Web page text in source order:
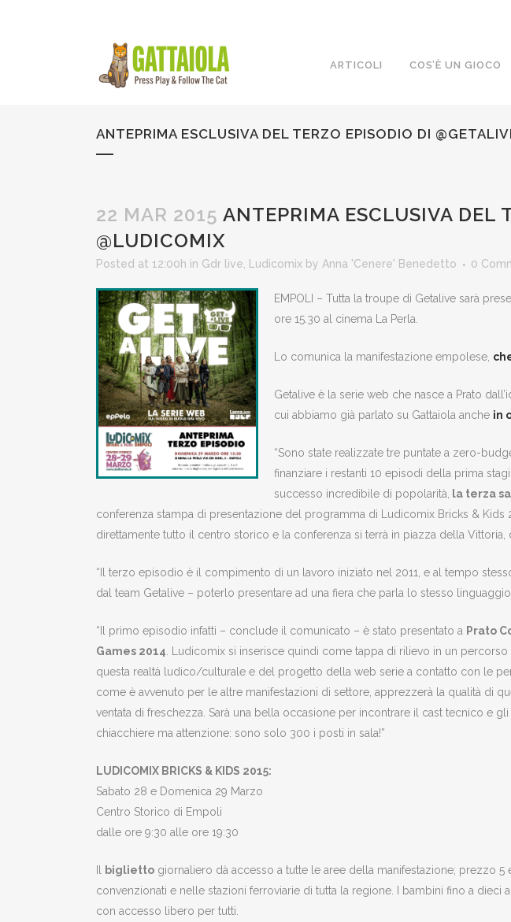
ARTICOLI COS’È UN GIOCO
ANTEPRIMA ESCLUSIVA DEL TERZO EPISODIO DI
22 MAR 2015 ANTEPRIMA ESCLUSIVA DEL
@LUDICOMIX
Posted at 12:00h in Gdr live Ludicomix by Anna 'Cenere' Benedetto 0
EMPOLI – Tutta la troupe di Getalive sarà
ore 15.30 al cinema La Perla.
Lo comunica la manifestazione empolese,
Getalive è la serie web che nasce a Prato
cui abbiamo già parlato su Gattaiola anche in
“Sono state realizzate tre puntate a zero-
finanziare i restanti 10 episodi della prima
successo incredibile di popolarità,
la terza
conferenza stampa di presentazione del programma di Ludicomix Bricks &
direttamente tutto il centro storico e la conferenza si terrà in piazza della
“Il terzo episodio è il compimento di un lavoro iniziato nel 2011, e al tempo
dal team Getalive – poterlo presentare ad una fiera che parla lo stesso
“Il primo episodio infatti – conclude il comunicato – è stato presentato a Prato
Games 2014 . Ludicomix si inserisce quindi come tappa di rilievo in un
questa realtà ludico/culturale e del progetto della web serie a contatto con le
come è avvenuto per le altre manifestazioni di settore, apprezzerà la qualità di
ventata di freschezza. Sarà una bella occasione per incontrare il cast tecnico e
chiacchiere ma attenzione: sono solo 300 i posti in sala!”
LUDICOMIX BRICKS & KIDS 2015:
Sabato 28 e Domenica 29 Marzo
Centro Storico di Empoli
dalle ore 9:30 alle ore 19:30
biglietto giornaliero dà accesso a tutte le aree della manifestazione; prezzo
convenzionati e nelle stazioni ferroviarie di tutta la regione. I bambini fino a
con accesso libero per tutti.